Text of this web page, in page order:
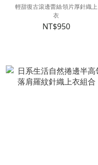
輕甜復古滾邊蕾絲領片厚針織上
衣
NT$950